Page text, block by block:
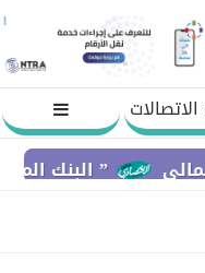
” البنك المركزي” : معدلات الشمول